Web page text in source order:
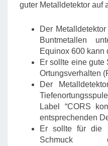
guter Metalldetektor auf
Der
Buntmetallen
Equinox 600 kann
Er sollte eine gute
Ortungsverhalten
Der
Label “CORS
entsprechenden
Er sollte für die
Schmuck